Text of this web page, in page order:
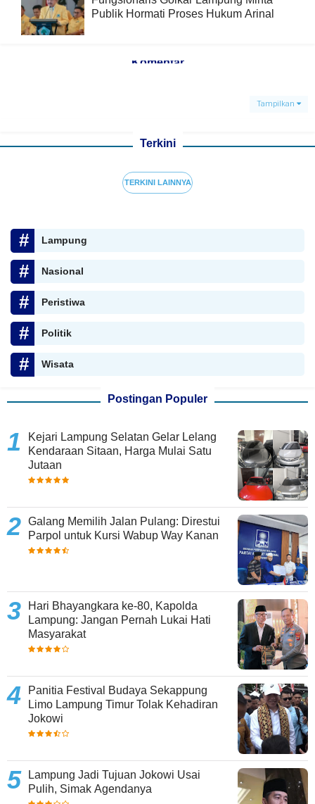
Publik Hormati Proses Hukum Arinal
Komentar
Tampilkan
Terkini
TERKINI LAINNYA
Lampung
Nasional
Peristiwa
Politik
Wisata
Postingan Populer
Kejari Lampung Selatan Gelar Lelang
Kendaraan Sitaan, Harga Mulai Satu
Jutaan
Galang Memilih Jalan Pulang: Direstui
Parpol untuk Kursi Wabup Way Kanan
Hari Bhayangkara ke-80, Kapolda
Lampung: Jangan Pernah Lukai Hati
Masyarakat
Panitia Festival Budaya Sekappung
Limo Lampung Timur Tolak Kehadiran
Jokowi
Lampung Jadi Tujuan Jokowi Usai
Pulih, Simak Agendanya